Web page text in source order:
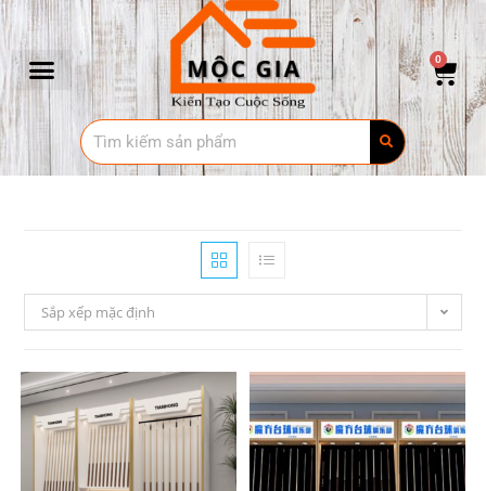
0
Sắp xếp mặc định